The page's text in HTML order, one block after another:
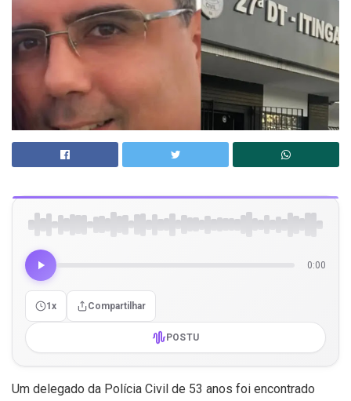
0:00
1x Compartilhar
POSTU
Um delegado da Polícia Civil de 53 anos foi encontrado